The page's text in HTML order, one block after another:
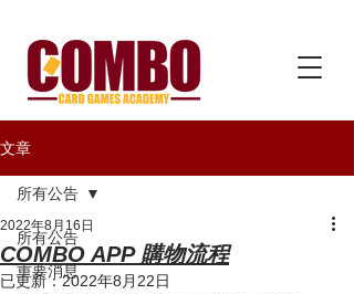
文章
所有公告
重要消息
所有公告
COMBO APP 購物流程
2022年8月16日
已更新：2022年8月22日